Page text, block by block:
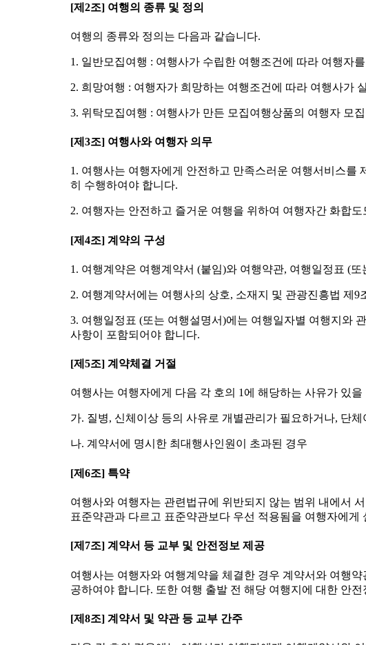
[제2조] 여행의 종류 및 정의
여행의 종류와 정의는 다음과 같습니다.
1. 일반모집여행 : 여행사가 수립한 여행조건에 따라 여행자
2. 희망여행 : 여행자가 희망하는 여행조건에 따라 여행사가
3. 위탁모집여행 : 여행사가 만든 모집여행상품의 여행자 모
[제3조] 여행사와 여행자 의무
1. 여행사는 여행자에게 안전하고 만족스러운 여행서비스를
히 수행하여야 합니다.
2. 여행자는 안전하고 즐거운 여행을 위하여 여행자간 화합
[제4조] 계약의 구성
1. 여행계약은 여행계약서 (붙임)와 여행약관, 여행일정표 (
2. 여행계약서에는 여행사의 상호, 소재지 및 관광진흥법 제
3. 여행일정표 (또는 여행설명서)에는 여행일자별 여행지와
사항이 포함되어야 합니다.
[제5조] 계약체결 거절
여행사는 여행자에게 다음 각 호의 1에 해당하는 사유가 있
가. 질병, 신체이상 등의 사유로 개별관리가 필요하거나, 단
나. 계약서에 명시한 최대행사인원이 초과된 경우
[제6조] 특약
여행사와 여행자는 관련법규에 위반되지 않는 범위 내에서
표준약관과 다르고 표준약관보다 우선 적용됨을 여행자에게
[제7조] 계약서 등 교부 및 안전정보 제공
여행사는 여행자와 여행계약을 체결한 경우 계약서와 여행
공하여야 합니다. 또한 여행 출발 전 해당 여행지에 대한 안
[제8조] 계약서 및 약관 등 교부 간주